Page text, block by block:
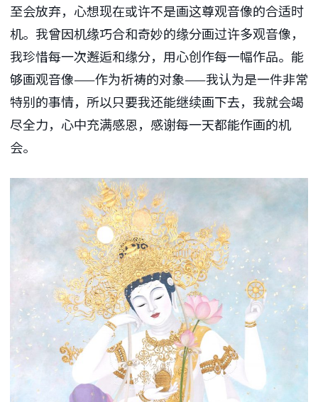
至会放弃，心想现在或许不是画这尊观音像的合适时
机。我曾因机缘巧合和奇妙的缘分画过许多观音像，
我珍惜每一次邂逅和缘分，用心创作每一幅作品。能
够画观音像——作为祈祷的对象——我认为是一件非常
特别的事情，所以只要我还能继续画下去，我就会竭
尽全力，心中充满感恩，感谢每一天都能作画的机
会。